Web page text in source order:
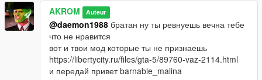
AKROM Auteur
@daemon1988 братан ну ты ревнуешь вечна тебе
что не нравится
вот и твои мод которые ты не признаешь
https://libertycity.ru/files/gta-5/89760-vaz-2114.html
и передай привет barnable_malina